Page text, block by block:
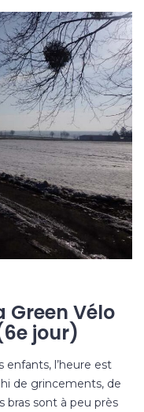
Green Vélo
jour)
enfants, l’heure est
de grincements, de
bras sont à peu près